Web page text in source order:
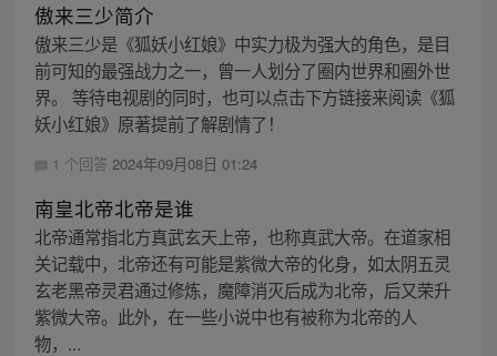
傲来三少简介
傲来三少是《狐妖小红娘》中实力极为强大的角色，是目
前可知的最强战力之一，曾一人划分了圈内世界和圈外世
界。 等待电视剧的同时，也可以点击下方链接来阅读《狐
妖小红娘》原著提前了解剧情了！
1 个回答 2024年09月08日 01:24
南皇北帝北帝是谁
北帝通常指北方真武玄天上帝，也称真武大帝。在道家相
关记载中，北帝还有可能是紫微大帝的化身，如太阴五灵
玄老黑帝灵君通过修炼，魔障消灭后成为北帝，后又荣升
紫微大帝。此外，在一些小说中也有被称为北帝的人
物，...